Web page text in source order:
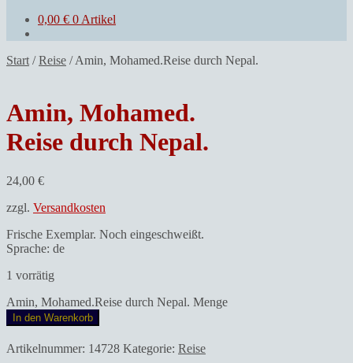
0,00 € 0 Artikel
Start /Reise /Amin, Mohamed.Reise durch Nepal.
Amin, Mohamed.
Reise durch Nepal.
24,00 €
zzgl. Versandkosten
Frische Exemplar. Noch eingeschweißt.
Sprache: de
1 vorrätig
Amin, Mohamed.Reise durch Nepal. Menge
In den Warenkorb
Artikelnummer: 14728 Kategorie: Reise